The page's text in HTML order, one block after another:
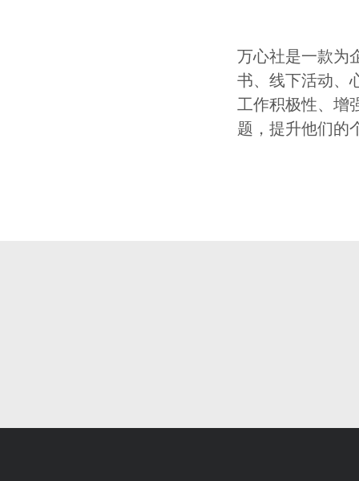
万心社是一款为
书、线下活动、
工作积极性、增
题，提升他们的